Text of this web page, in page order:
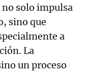
solo impulsa
sino que
a
La
un proceso